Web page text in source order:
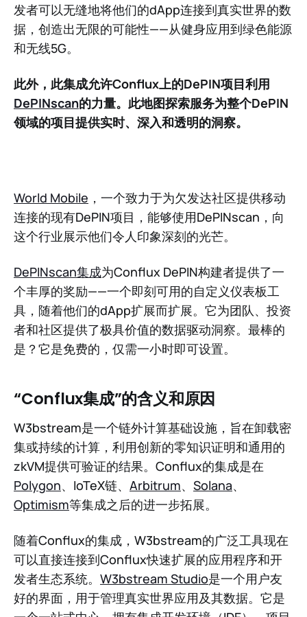
发者可以无缝地将他们的dApp连接到真实世界的数
据，创造出无限的可能性——从健身应用到绿色能源
和无线5G。
此外，此集成允许Conflux上的DePIN项目利用
DePINscan的力量。此地图探索服务为整个DePIN
领域的项目提供实时、深入和透明的洞察。
World Mobile ，一个致力于为欠发达社区提供移动
连接的现有DePIN项目，能够使用DePINscan，向
这个行业展示他们令人印象深刻的光芒。
DePINscan集成为Conflux DePIN构建者提供了一
个丰厚的奖励——一个即刻可用的自定义仪表板工
具，随着他们的dApp扩展而扩展。它为团队、投资
者和社区提供了极具价值的数据驱动洞察。最棒的
是？它是免费的，仅需一小时即可设置。
“Conflux集成”的含义和原因
W3bstream是一个链外计算基础设施，旨在卸载密
集或持续的计算，利用创新的零知识证明和通用的
zkVM提供可验证的结果。Conflux的集成是在
Polygon、IoTeX链、 Arbitrum、 Solana、
Optimism等集成之后的进一步拓展。
随着Conflux的集成，W3bstream的广泛工具现在
可以直接连接到Conflux快速扩展的应用程序和开
发者生态系统。 W3bstream Studio是一个用户友
好的界面，用于管理真实世界应用及其数据。它是